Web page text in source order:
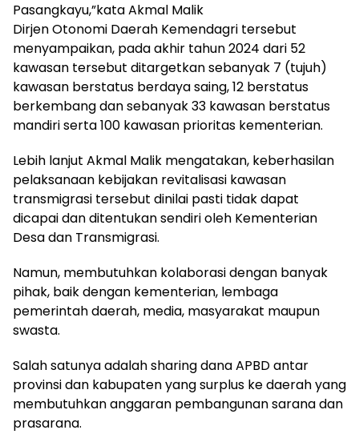
Pasangkayu,”kata Akmal Malik
Dirjen Otonomi Daerah Kemendagri tersebut
menyampaikan, pada akhir tahun 2024 dari 52
kawasan tersebut ditargetkan sebanyak 7 (tujuh)
kawasan berstatus berdaya saing, 12 berstatus
berkembang dan sebanyak 33 kawasan berstatus
mandiri serta 100 kawasan prioritas kementerian.
Lebih lanjut Akmal Malik mengatakan, keberhasilan
pelaksanaan kebijakan revitalisasi kawasan
transmigrasi tersebut dinilai pasti tidak dapat
dicapai dan ditentukan sendiri oleh Kementerian
Desa dan Transmigrasi.
Namun, membutuhkan kolaborasi dengan banyak
pihak, baik dengan kementerian, lembaga
pemerintah daerah, media, masyarakat maupun
swasta.
Salah satunya adalah sharing dana APBD antar
provinsi dan kabupaten yang surplus ke daerah yang
membutuhkan anggaran pembangunan sarana dan
prasarana.